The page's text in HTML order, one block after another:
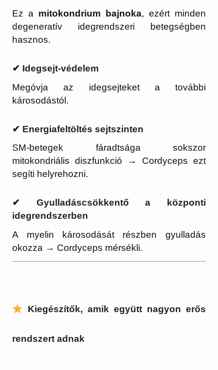
Ez a mitokondrium bajnoka, ezért minden
degeneratív idegrendszeri betegségben
hasznos.
✔ Idegsejt-védelem
Megóvja az idegsejteket a további
károsodástól.
✔ Energiafeltöltés sejtszinten
SM-betegek fáradtsága sokszor
mitokondriális diszfunkció → Cordyceps ezt
segíti helyrehozni.
✔ Gyulladáscsökkentő a központi
idegrendszerben
A myelin károsodását részben gyulladás
okozza → Cordyceps mérsékli.
Kiegészítők, amik együtt nagyon erős
rendszert adnak